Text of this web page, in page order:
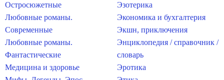
Остросюжетные
Любовные романы.
Современные
Любовные романы.
Фантастические
Медицина и здоровье
Эзотерика
Экономика и бухгалтерия
Экшн, приключения
Энциклопедия / справочник /
словарь
Эротика